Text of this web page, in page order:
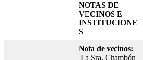
NOTAS DE
VECINOS E
INSTITUCIONE
S
Nota de vecinos:
La Sra. Chambón